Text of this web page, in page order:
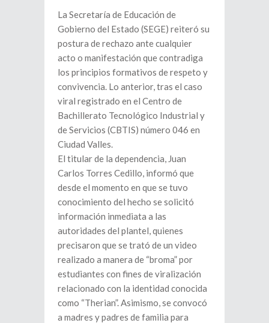
La Secretaría de Educación de
Gobierno del Estado (SEGE) reiteró su
postura de rechazo ante cualquier
acto o manifestación que contradiga
los principios formativos de respeto y
convivencia. Lo anterior, tras el caso
viral registrado en el Centro de
Bachillerato Tecnológico Industrial y
de Servicios (CBTIS) número 046 en
Ciudad Valles.
El titular de la dependencia, Juan
Carlos Torres Cedillo, informó que
desde el momento en que se tuvo
conocimiento del hecho se solicitó
información inmediata a las
autoridades del plantel, quienes
precisaron que se trató de un video
realizado a manera de “broma” por
estudiantes con fines de viralización
relacionado con la identidad conocida
como “Therian”. Asimismo, se convocó
a madres y padres de familia para